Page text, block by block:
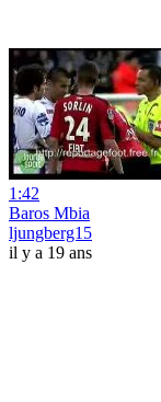
1:42
Baros Mbia
ljungberg15
il y a 19 ans